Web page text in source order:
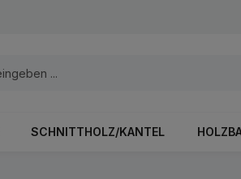
SCHNITTHOLZ/KANTEL